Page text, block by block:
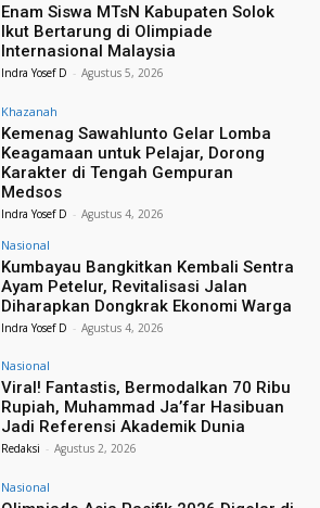
Enam Siswa MTsN Kabupaten Solok
Ikut Bertarung di Olimpiade
Internasional Malaysia
Indra Yosef D - Agustus 5, 2026
Khazanah
Kemenag Sawahlunto Gelar Lomba
Keagamaan untuk Pelajar, Dorong
Karakter di Tengah Gempuran
Medsos
Indra Yosef D - Agustus 4, 2026
Nasional
Kumbayau Bangkitkan Kembali Sentra
Ayam Petelur, Revitalisasi Jalan
Diharapkan Dongkrak Ekonomi Warga
Indra Yosef D - Agustus 4, 2026
Nasional
Viral! Fantastis, Bermodalkan 70 Ribu
Rupiah, Muhammad Ja’far Hasibuan
Jadi Referensi Akademik Dunia
Redaksi - Agustus 2, 2026
Nasional